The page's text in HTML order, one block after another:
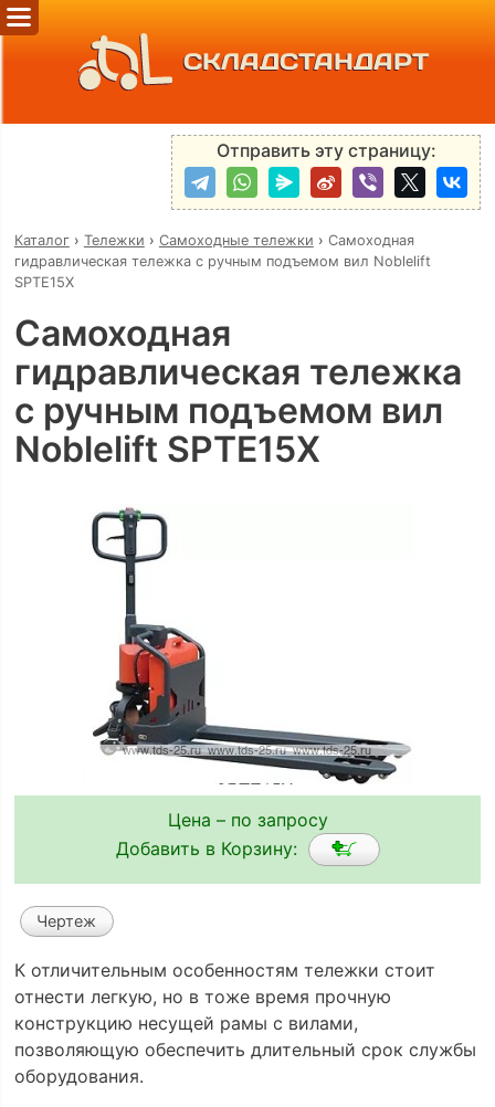
СКЛАДСТАНДАРТ
Отправить эту страницу:
Каталог› Тележки › Самоходные тележки › Самоходная
гидравлическая тележка с ручным подъемом вил Noblelift
SPTE15X
Самоходная
гидравлическая тележка
с ручным подъемом вил
Noblelift SPTE15X
Цена – по запросу
Добавить в Корзину:
Чертеж
К отличительным особенностям тележки стоит
отнести легкую, но в тоже время прочную
конструкцию несущей рамы с вилами,
позволяющую обеспечить длительный срок службы
оборудования.